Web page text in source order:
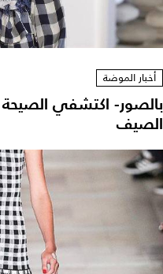
أخبار الموضة
بالصور- اكتشفي الصيحة
الصيف